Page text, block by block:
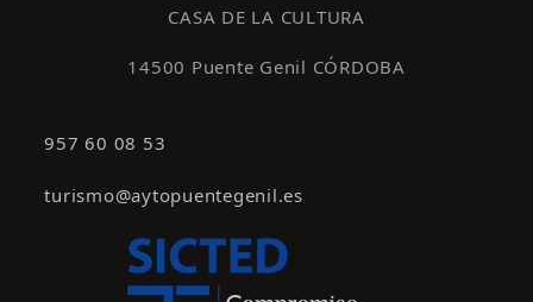
CASA DE LA CULTURA
14500 Puente Genil CÓRDOBA
957 60 08 53
turismo@aytopuentegenil.es